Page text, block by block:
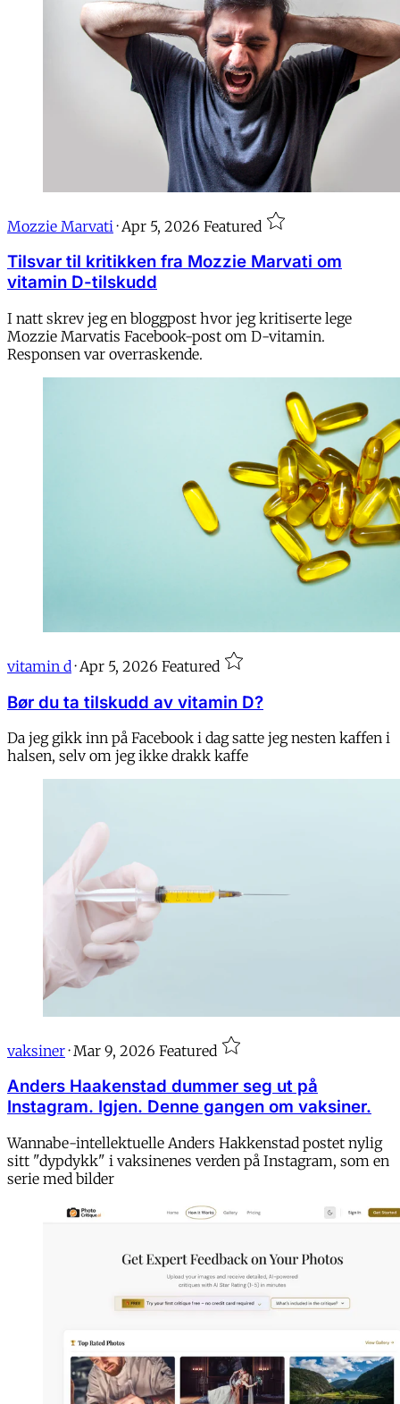
Mozzie Marvati · Apr 5, 2026 Featured
Tilsvar til kritikken fra Mozzie Marvati om
vitamin D-tilskudd
I natt skrev jeg en bloggpost hvor jeg kritiserte lege
Mozzie Marvatis Facebook-post om D-vitamin.
Responsen var overraskende.
vitamin d · Apr 5, 2026 Featured
Bør du ta tilskudd av vitamin D?
Da jeg gikk inn på Facebook i dag satte jeg nesten kaffen i
halsen, selv om jeg ikke drakk kaffe
vaksiner · Mar 9, 2026 Featured
Anders Haakenstad dummer seg ut på
Instagram. Igjen. Denne gangen om vaksiner.
Wannabe-intellektuelle Anders Hakkenstad postet nylig
sitt "dypdykk" i vaksinenes verden på Instagram, som en
serie med bilder